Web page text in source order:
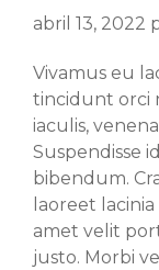
abril 13, 2022
Vivamus eu
tincidunt orci
iaculis,
Suspendisse
bibendum.
laoreet
amet velit
justo. Morbi